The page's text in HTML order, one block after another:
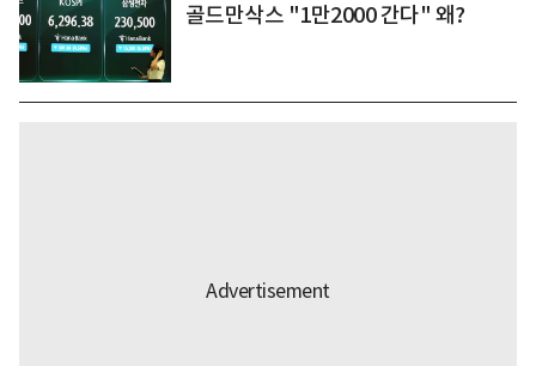
골드만삭스 "1만2000 간다" 왜?